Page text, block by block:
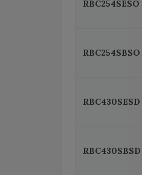
RBC254SESO
RBC254SBSO
RBC430SESD
RBC430SBSD